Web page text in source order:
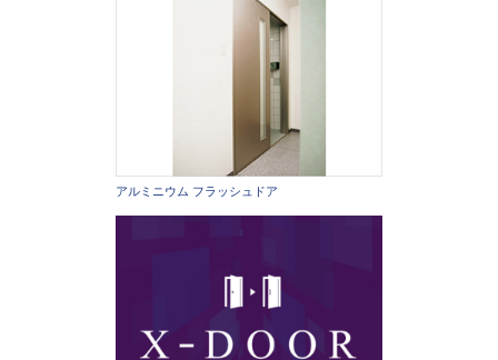
アルミニウム フラッシュドア